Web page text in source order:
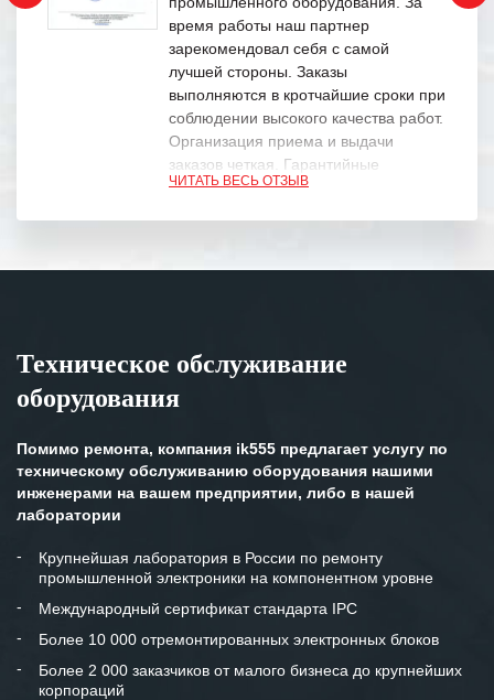
время работы наш партнер
зарекомендовал себя с самой
лучшей стороны. Заказы
выполняются в кротчайшие сроки при
соблюдении высокого качества работ.
Организация приема и выдачи
заказов четкая. Гарантийные
обязательства выполняются в
Особенно хочется отметить высокую
клиентоориентированность
готовность помочь в самых сложных
Мы высоко ценим сложившиеся
и доверительные партнерские
отношения и искренне желаем
«Инженерной компании «555» долгих
лет успеха и процветания.
ЧИТАТЬ ВЕСЬ ОТЗЫВ
Техническое обслуживание
оборудования
Помимо ремонта, компания ik555 предлагает услугу по
техническому обслуживанию оборудования нашими
инженерами на вашем предприятии, либо в нашей
лаборатории
Крупнейшая лаборатория в России по ремонту
промышленной электроники на компонентном уровне
Международный сертификат стандарта IPC
Более 10 000 отремонтированных электронных блоков
Более 2 000 заказчиков от малого бизнеса до крупнейших
корпораций